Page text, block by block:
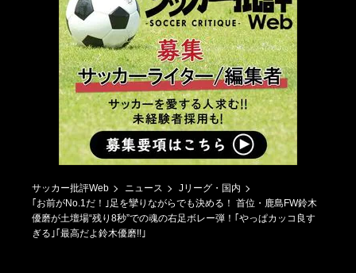
サッカー批評Web ニュース
Jリーグ・国内
｢お前がNo.1だ！｣足を攣りながらでも決める！ 首位・鹿島FW鈴木
優磨が土壇場“残り8秒”での魂の右足ボレー弾！｢やっぱカッコ良す
ぎる｣｢最高だよ鈴木優磨!!｣